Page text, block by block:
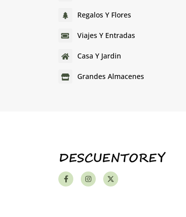
Regalos Y Flores
Viajes Y Entradas
Casa Y Jardin
Grandes Almacenes